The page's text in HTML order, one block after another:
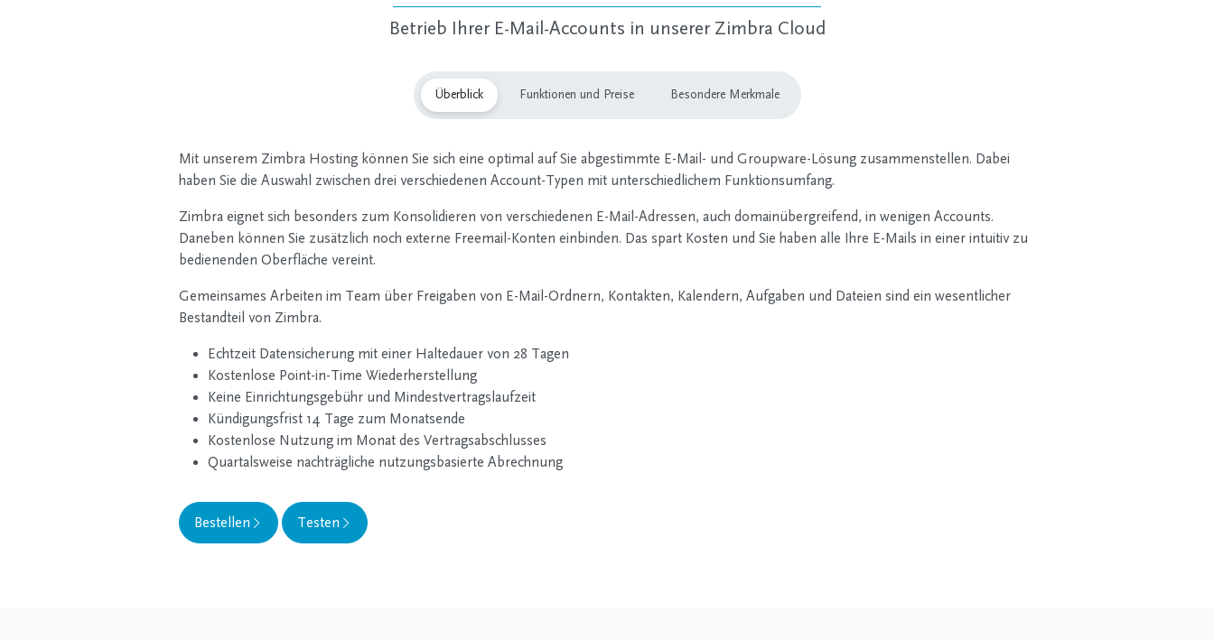
Betrieb Ihrer E-Mail-Accounts in unserer Zimbra Cloud
Überblick Funktionen und Preise Besondere Merkmale
Mit unserem Zimbra Hosting können Sie sich eine optimal auf Sie abgestimmte E-Mail- und Groupware-Lösung zusammenstellen. Dabei
haben Sie die Auswahl zwischen drei verschiedenen Account-Typen mit unterschiedlichem Funktionsumfang.
Zimbra eignet sich besonders zum Konsolidieren von verschiedenen E-Mail-Adressen, auch domainübergreifend, in wenigen Accounts.
Daneben können Sie zusätzlich noch externe Freemail-Konten einbinden. Das spart Kosten und Sie haben alle Ihre E-Mails in einer intuitiv zu
bedienenden Oberfläche vereint.
Gemeinsames Arbeiten im Team über Freigaben von E-Mail-Ordnern, Kontakten, Kalendern, Aufgaben und Dateien sind ein wesentlicher
Bestandteil von Zimbra.
Echtzeit Datensicherung mit einer Haltedauer von 28 Tagen
Kostenlose Point-in-Time Wiederherstellung
Keine Einrichtungsgebühr und Mindestvertragslaufzeit
Kündigungsfrist 14 Tage zum Monatsende
Kostenlose Nutzung im Monat des Vertragsabschlusses
Quartalsweise nachträgliche nutzungsbasierte Abrechnung
Bestellen Testen